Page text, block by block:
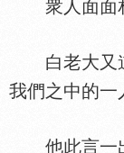
衆人面面相
白老大又道
我們之中的一
他此言一出